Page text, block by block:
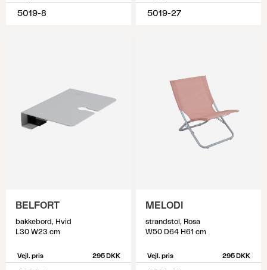
5019-8 5019-27
BELFORT
bakkebord, Hvid
L30 W23 cm
Vejl. pris 295 DKK
MELODI
strandstol, Rosa
W50 D64 H61 cm
Vejl. pris 295 DKK